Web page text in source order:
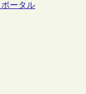
ータル